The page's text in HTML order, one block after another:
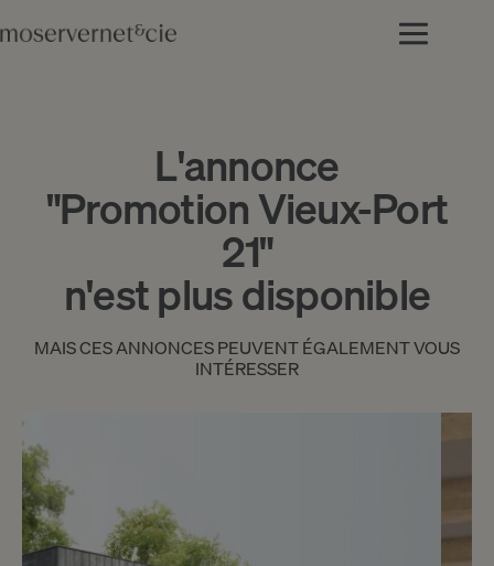
L'annonce
"Promotion Vieux-Port
21"
n'est plus disponible
MAIS CES ANNONCES PEUVENT ÉGALEMENT VOUS
INTÉRESSER